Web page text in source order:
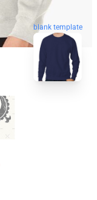
blank template